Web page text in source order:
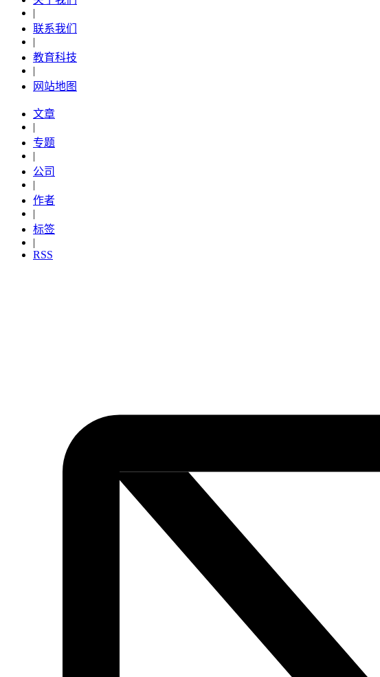
|
联系我们
|
教育科技
|
网站地图
文章
|
专题
|
公司
|
作者
|
标签
|
RSS